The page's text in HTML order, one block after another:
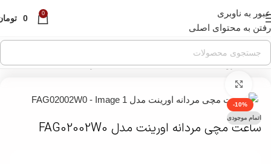
عبور به ناوبری
رفتن به محتوای اصلی
0
0
خانه»فروشگاه»ساعت مچی»ساعت مچی مردانه»ساعت مچی
-10%
اتمام موجودی
ساعت مچی مردانه اورینت مدل FAG02002W0
قبل از ثبت سفارش ، موجودی محصول مورد نظر را از ما